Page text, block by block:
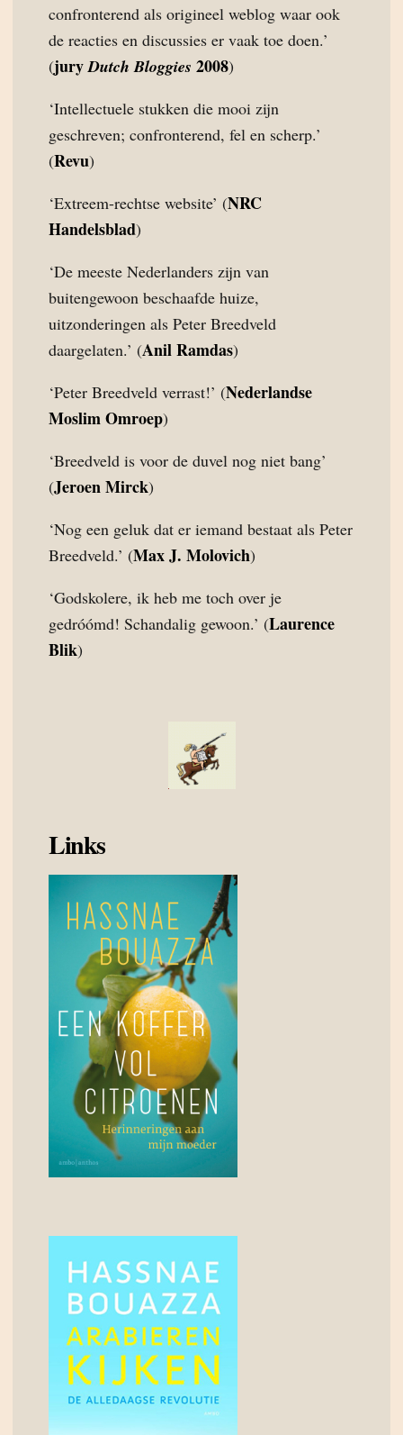
confronterend als origineel weblog waar ook
de reacties en discussies er vaak toe doen.’
(juryDutch Bloggies 2008)
‘Intellectuele stukken die mooi zijn
geschreven; confronterend, fel en scherp.’
(Revu)
‘Extreem-rechtse website’ (NRC
Handelsblad)
‘De meeste Nederlanders zijn van
buitengewoon beschaafde huize,
uitzonderingen als Peter Breedveld
daargelaten.’ (Anil Ramdas)
‘Peter Breedveld verrast!’ (Nederlandse
Moslim Omroep)
‘Breedveld is voor de duvel nog niet bang’
(Jeroen Mirck)
‘Nog een geluk dat er iemand bestaat als Peter
Breedveld.’ (Max J. Molovich)
‘Godskolere, ik heb me toch over je
gedróómd! Schandalig gewoon.’ (Laurence
Blik)
Links